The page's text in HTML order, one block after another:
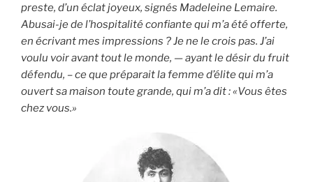
preste, d’un éclat joyeux, signés Madeleine Lemaire.
Abusai-je de l’hospitalité confiante qui m’a été offerte,
en écrivant mes impressions ? Je ne le crois pas. J’ai
voulu voir avant tout le monde, — ayant le désir du fruit
défendu, – ce que préparait la femme d’élite qui m’a
ouvert sa maison toute grande, qui m’a dit : «Vous êtes
chez vous.»